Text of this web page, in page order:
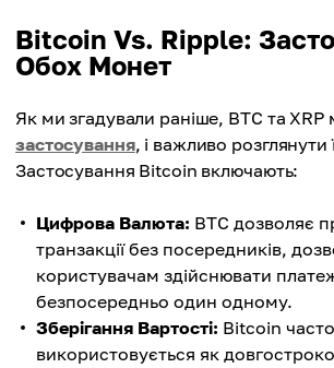
Bitcoin Vs. Ripple:
Обох Монет
Як ми згадували раніше, BTC та XRP
застосування, і важливо розглянути
Застосування Bitcoin включають:
Цифрова Валюта: BTC дозволяє
транзакції без посередників,
користувачам здійснювати
безпосередньо один одному.
Зберігання Вартості: Bitcoin часто
використовується як